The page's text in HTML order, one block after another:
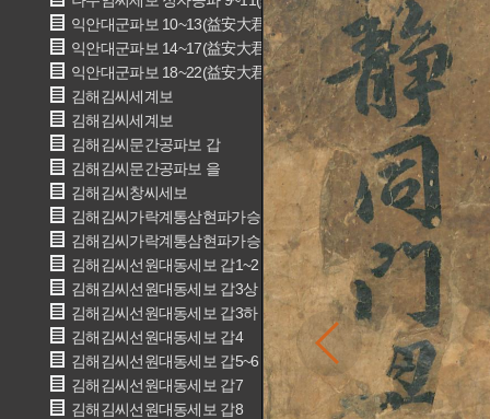
익안대군파보 10~13(益安大君派譜 10~13)
익안대군파보 14~17(益安大君派譜 14~17)
익안대군파보 18~22(益安大君派譜 18~22)
김해김씨세계보
김해김씨세계보
김해김씨문간공파보 갑
김해김씨문간공파보 을
김해김씨창씨세보
김해김씨가락계통삼현파가승보 상
김해김씨가락계통삼현파가승보 하
김해김씨선원대동세보 갑1~2
김해김씨선원대동세보 갑3상
김해김씨선원대동세보 갑3하
김해김씨선원대동세보 갑4
김해김씨선원대동세보 갑5~6
김해김씨선원대동세보 갑7
김해김씨선원대동세보 갑8